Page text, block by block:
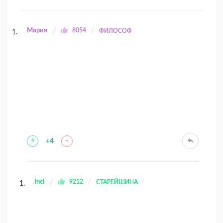
Мария 8054 ФИЛОСОФ
+ +4 -
Inci 9212 СТАРЕЙШИНА